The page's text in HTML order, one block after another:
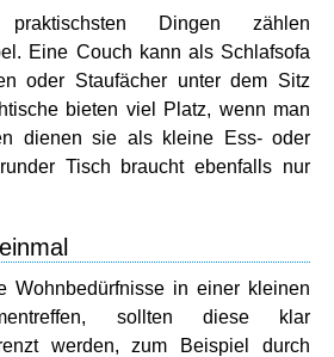
Dingen zählen
Eine Couch kann als Schlafsofa
oder Staufächer unter dem Sitz
bieten viel Platz, wenn man
dienen sie als kleine Ess- oder
Tisch braucht ebenfalls nur
Wohnbedürfnisse in einer kleinen
sollten diese klar
werden, zum Beispiel durch